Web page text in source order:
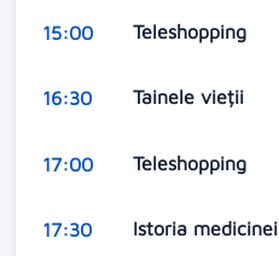
15:00 Teleshopping
16:30 Tainele vieții
17:00 Teleshopping
17:30 Istoria medicinei